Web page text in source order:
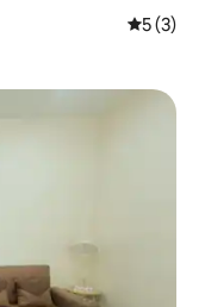
平均评分
5 (3)